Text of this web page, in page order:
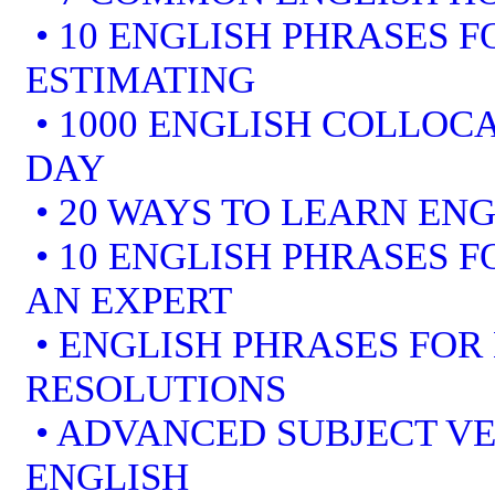
• 10 ENGLISH PHRASES
ESTIMATING
• 1000 ENGLISH
DAY
• 20 WAYS TO LEARN
• 10 ENGLISH PHRASES
AN EXPERT
• ENGLISH PHRASES
RESOLUTIONS
• ADVANCED SUBJECT
ENGLISH